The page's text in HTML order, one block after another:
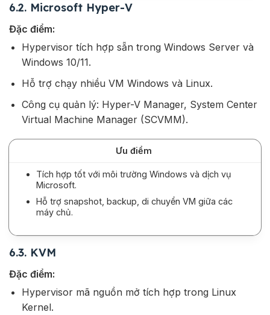
6.2. Microsoft Hyper-V
Đặc điểm:
Hypervisor tích hợp sẵn trong Windows Server và
Windows 10/11.
Hỗ trợ chạy nhiều VM Windows và Linux.
Công cụ quản lý: Hyper-V Manager, System Center
Virtual Machine Manager (SCVMM).
Ưu điểm
Tích hợp tốt với môi trường Windows và dịch vụ
Microsoft.
Hỗ trợ snapshot, backup, di chuyển VM giữa các
máy chủ.
6.3. KVM
Đặc điểm:
Hypervisor mã nguồn mở tích hợp trong Linux
Kernel.